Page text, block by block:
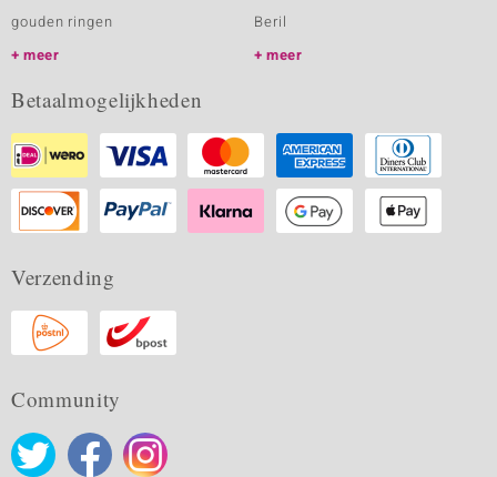
gouden ringen
meer
Beril
meer
Betaalmogelijkheden
Verzending
Community